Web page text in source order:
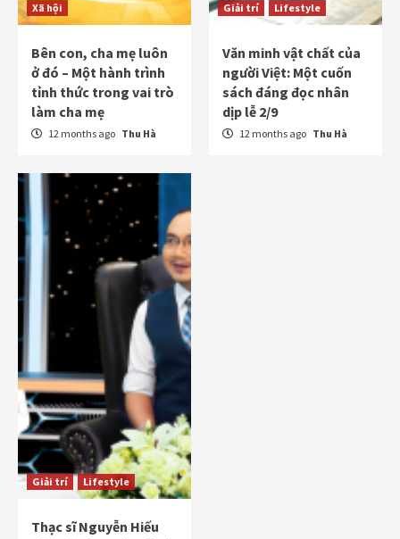
Xã hội
Bên con, cha mẹ luôn
ở đó – Một hành trình
tỉnh thức trong vai trò
làm cha mẹ
12 months ago Thu Hà
Giải trí Lifestyle
Văn minh vật chất của
người Việt: Một cuốn
sách đáng đọc nhân
dịp lễ 2/9
12 months ago Thu Hà
Giải trí Lifestyle
Thạc sĩ Nguyễn Hiếu